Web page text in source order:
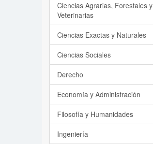
Ciencias Agrarias, Forestales y
Veterinarias
Ciencias Exactas y Naturales
Ciencias Sociales
Derecho
Economía y Administración
Filosofía y Humanidades
Ingeniería